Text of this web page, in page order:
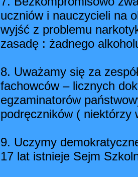
uczniów i nauczycieli na
wyjść z problemu
zasadę : żadnego
8. Uważamy się za
fachowców – licznych
egzaminatorów
podręczników ( niektórzy
9. Uczymy
17 lat istnieje Sejm